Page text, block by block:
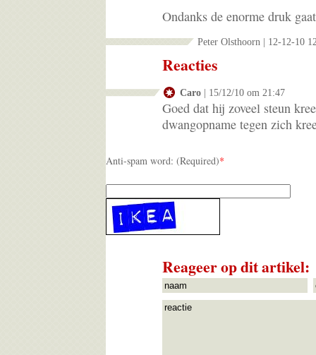
Ondanks de enorme druk
Peter Olsthoorn | 12-12-10
Reacties
Caro | 15/12/10 om 21:47
Goed dat hij zoveel steun
dwangopname tegen zich
Anti-spam word: (Required)*
Reageer op dit artikel: